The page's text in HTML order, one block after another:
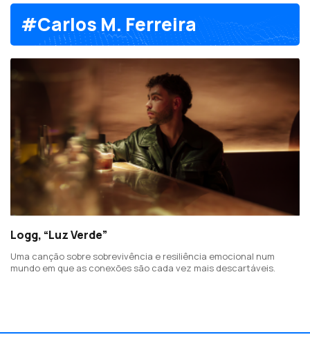
#Carlos M. Ferreira
Logg, “Luz Verde”
Uma canção sobre sobrevivência e resiliência emocional num
mundo em que as conexões são cada vez mais descartáveis.